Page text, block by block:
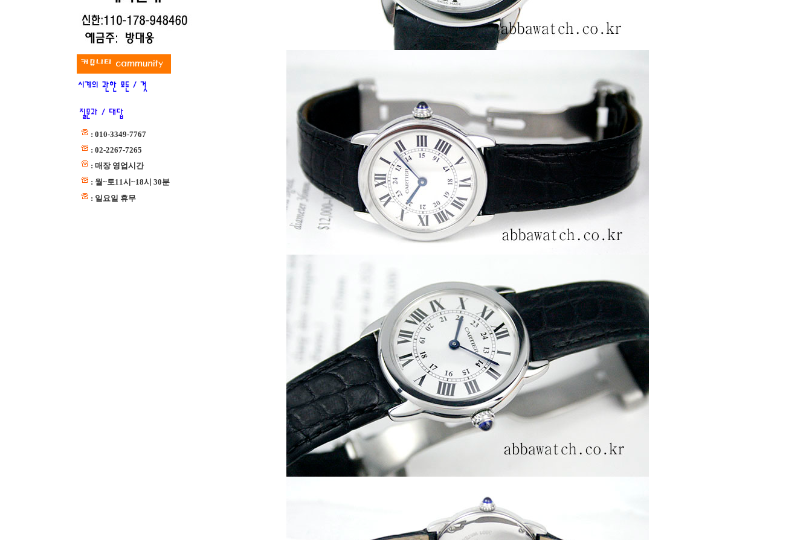
: 010-3349-7767
: 02-2267-7265
: 매장 영업시간
: 월~토11시~18시 30분
: 일요일 휴무